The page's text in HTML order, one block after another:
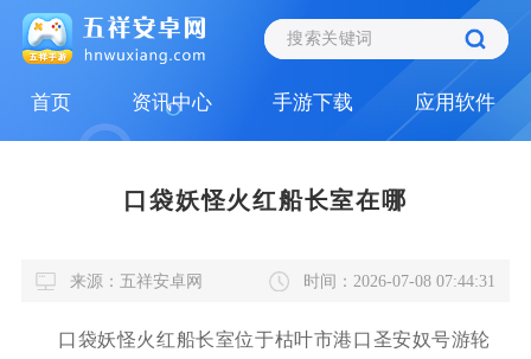
首页 资讯中心 手游下载 应用软件
口袋妖怪火红船长室在哪
来源：五祥安卓网 时间：2026-07-08 07:44:31
口袋妖怪火红船长室位于枯叶市港口圣安奴号游轮